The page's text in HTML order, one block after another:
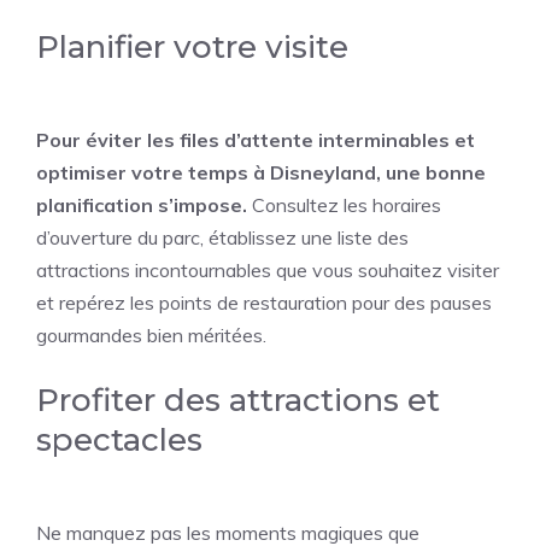
Planifier votre visite
Pour éviter les files d’attente interminables et
optimiser votre temps à Disneyland, une bonne
planification s’impose. Consultez les horaires
d’ouverture du parc, établissez une liste des
attractions incontournables que vous souhaitez visiter
et repérez les points de restauration pour des pauses
gourmandes bien méritées.
Profiter des attractions et
spectacles
Ne manquez pas les moments magiques que